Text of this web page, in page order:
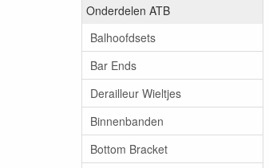
Onderdelen ATB
Balhoofdsets
Bar Ends
Derailleur Wieltjes
Binnenbanden
Bottom Bracket